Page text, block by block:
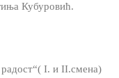
Кубуровић.
I. и II.смена)